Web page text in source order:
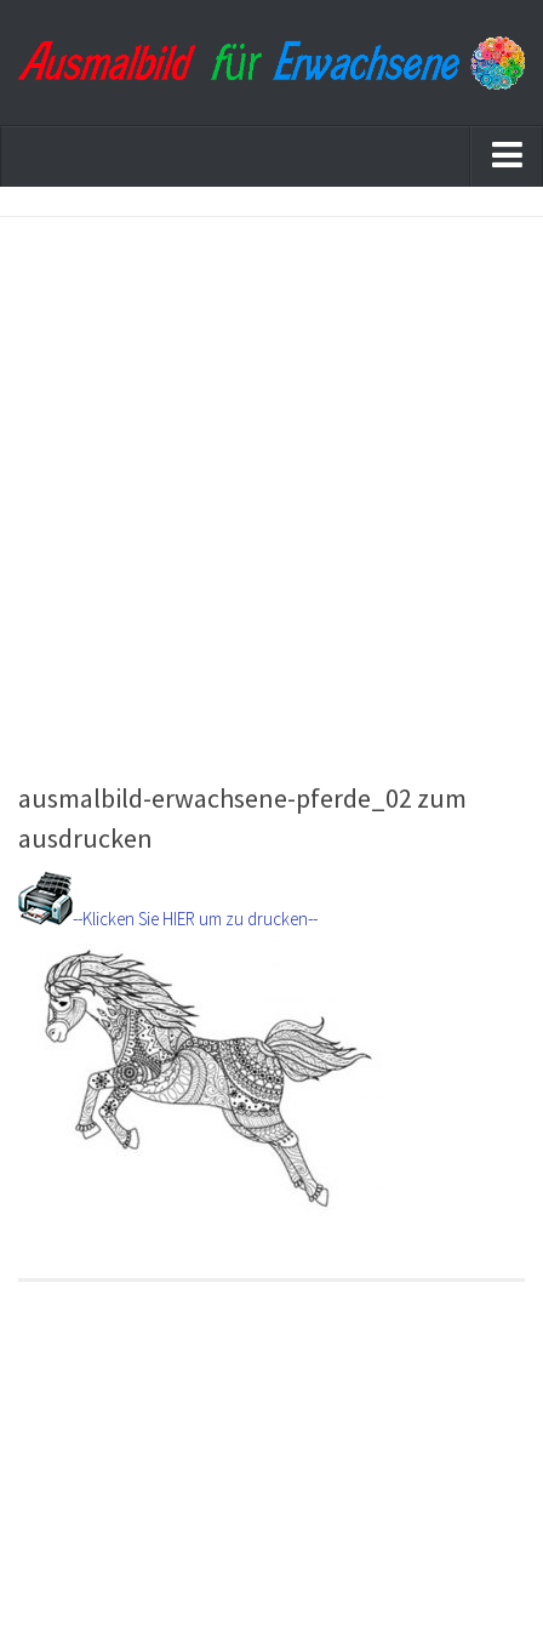
ausmalbild-erwachsene-pferde_02 zum
ausdrucken
--Klicken Sie HIER um zu drucken--